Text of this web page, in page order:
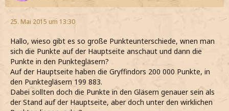
25. Mai 2015 um 13:30
Hallo, wieso gibt es so große Punkteunterschiede, wnen man
sich die Punkte auf der Hauptseite anschaut und dann die
Punkte in den Punktegläsern?
Auf der Hauptseite haben die Gryffindors 200 000 Punkte, in
den Punktegläsern 199 883.
Dabei sollten doch die Punkte in den Gläsern genauer sein als
der Stand auf der Hauptseite, aber doch unter den wirklichen